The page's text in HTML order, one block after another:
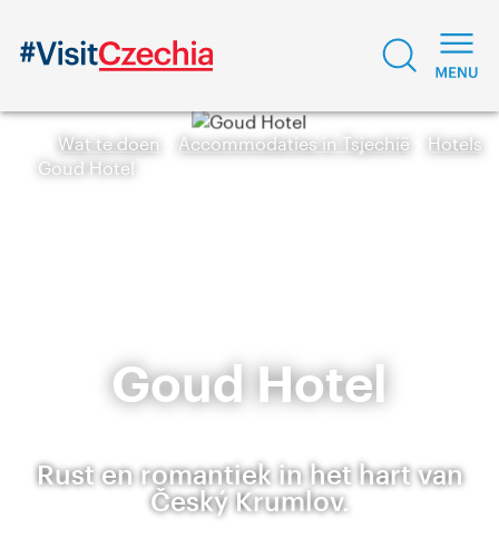
Wat te doen Accommodaties in Tsjechië
Hotels
Goud Hotel
Goud Hotel
Rust en romantiek in het hart van
Český Krumlov.